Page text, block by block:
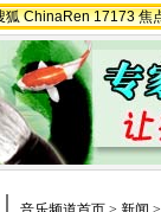
狐 ChinaRen 17173 焦